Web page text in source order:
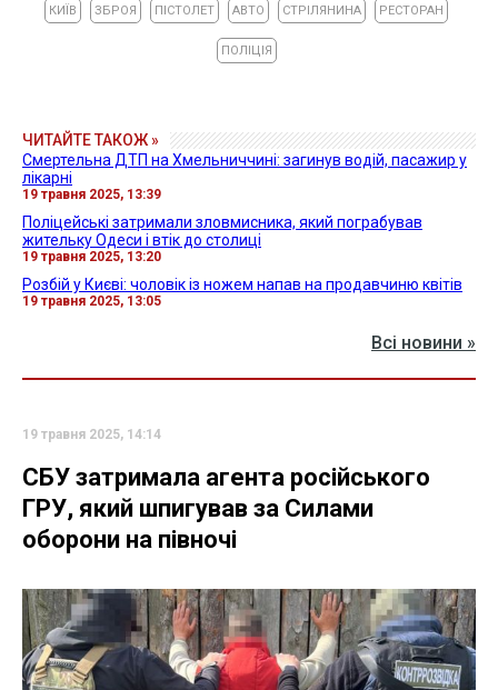
КИЇВ ЗБРОЯ ПІСТОЛЕТ АВТО СТРІЛЯНИНА РЕСТОРАН
ПОЛІЦІЯ
ЧИТАЙТЕ ТАКОЖ »
Смертельна ДТП на Хмельниччині: загинув водій, пасажир у
лікарні
19 травня 2025, 13:39
Поліцейські затримали зловмисника, який пограбував
жительку Одеси і втік до столиці
19 травня 2025, 13:20
Розбій у Києві: чоловік із ножем напав на продавчиню квітів
19 травня 2025, 13:05
Всі новини »
19 травня 2025, 14:14
СБУ затримала агента російського
ГРУ, який шпигував за Силами
оборони на півночі